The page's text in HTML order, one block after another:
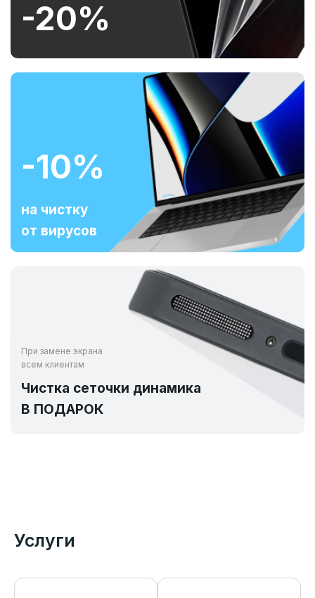
-20%
-10%
на чистку
от вирусов
При замене экрана
всем клиентам
Чистка сеточки динамика
В ПОДАРОК
Услуги